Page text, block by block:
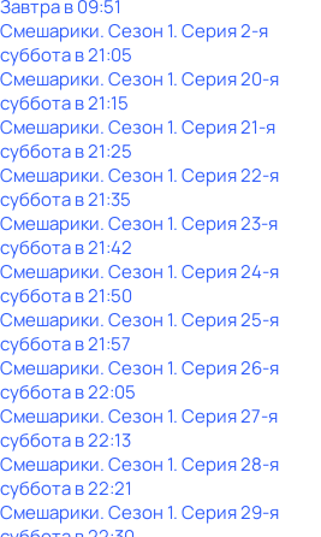
Завтра в 09:51
Смешарики. Сезон 1. Серия 2-я
субботав21:05
Смешарики. Сезон 1. Серия 20-я
субботав21:15
Смешарики. Сезон 1. Серия 21-я
субботав21:25
Смешарики. Сезон 1. Серия 22-я
субботав21:35
Смешарики. Сезон 1. Серия 23-я
субботав21:42
Смешарики. Сезон 1. Серия 24-я
субботав21:50
Смешарики. Сезон 1. Серия 25-я
субботав21:57
Смешарики. Сезон 1. Серия 26-я
субботав22:05
Смешарики. Сезон 1. Серия 27-я
субботав22:13
Смешарики. Сезон 1. Серия 28-я
субботав22:21
Смешарики. Сезон 1. Серия 29-я